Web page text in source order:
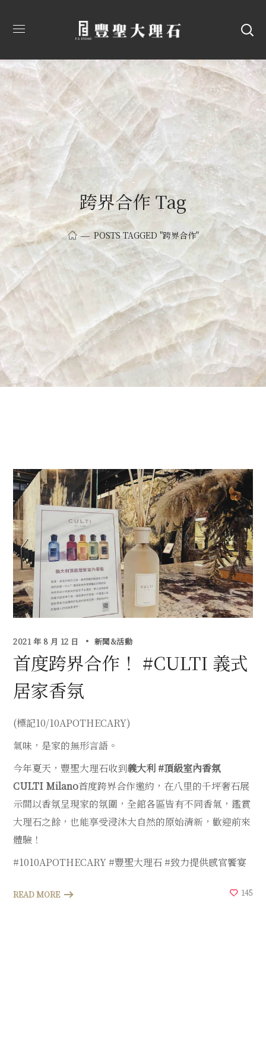
跨界合作 Tag
POSTS TAGGED "跨界合作"
2021 年 8 月 12 日 新聞&活動
首度跨界合作！ #CULTI 義式
居家香氛
(標記10/10APOTHECARY)
氣味，是家的無形言語。
今年夏天，豐聖大理石收到義大利 #頂級室內香氛
CULTI Milano首度跨界合作邀約，在八里的千坪奢石展
示間以香氛呈現家的氛圍，全館各區皆有不同香氣，鑑賞
大理石之餘，也能享受浸沐大自然的原始清新，歡迎前來
體驗！
#1010APOTHECARY #豐聖大理石 #致力提供感官饗宴
READ MORE 145